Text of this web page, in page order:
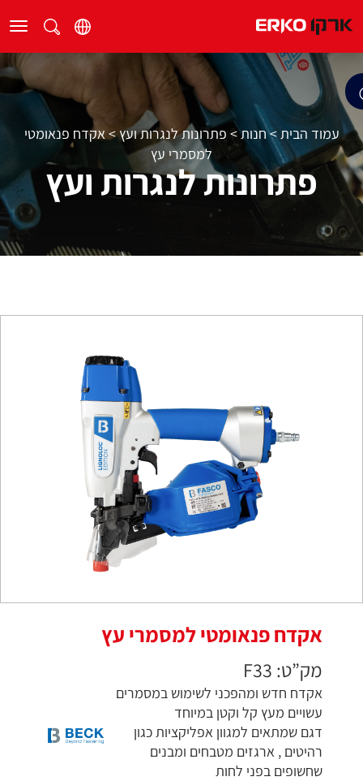
עמוד הבית >חנות> פתרונות לנגרות ועץ> אקדח פנאומטי
למסמרי עץ
פתרונות לנגרות ועץ
אקדח פנאומטי למסמרי עץ
מק”ט: F33
אקדח חדש ומהפכני לשימוש במסמרים
עשויים מעץ קל וקטן במיוחד
דגם שמתאים למגוון אפליקציות כגון
רהיטים , ארגזים מטבחים ומבנים
שחשופים בפני לחות